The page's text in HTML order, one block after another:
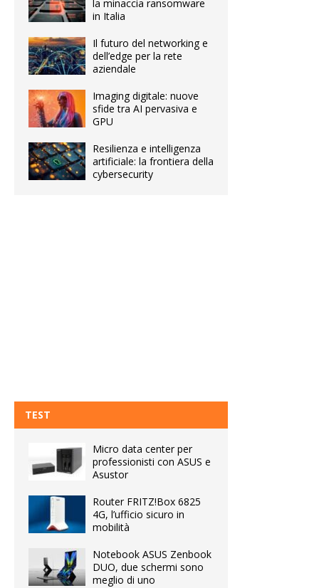
la minaccia ransomware
in Italia
Il futuro del networking e
dell’edge per la rete
aziendale
Imaging digitale: nuove
sfide tra AI pervasiva e
GPU
Resilienza e intelligenza
artificiale: la frontiera della
cybersecurity
TEST
Micro data center per
professionisti con ASUS e
Asustor
Router FRITZ!Box 6825
4G, l’ufficio sicuro in
mobilità
Notebook ASUS Zenbook
DUO, due schermi sono
meglio di uno